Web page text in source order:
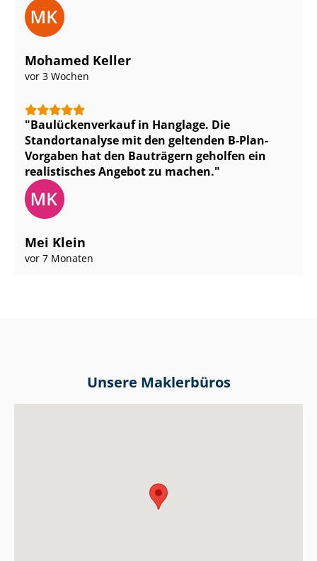
Mohamed Keller
vor 3 Wochen
Bau­lü­cken­ver­kauf in Hanglage. Die
Standortanalyse mit den geltenden B-Plan-
Vorgaben hat den Bauträgern geholfen ein
realistisches Angebot zu machen.
Mei Klein
vor 7 Monaten
Unsere Maklerbüros